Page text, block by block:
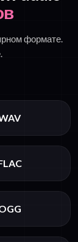
формате.